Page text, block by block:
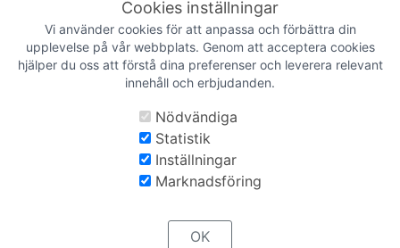
info@skyddatnorden.se
Telefon: 010-265 12 00
Filialkontor Malmö
Flygplansgatan 12
info@skyddatnorden.se
Telefon: 010-265 12 00
Cookies inställningar
Vi använder cookies för att anpassa och förbättra din
upplevelse på vår webbplats. Genom att acceptera cookies
hjälper du oss att förstå dina preferenser och leverera relevant
innehåll och erbjudanden.
Nödvändiga
Statistik
Inställningar
Marknadsföring
OK